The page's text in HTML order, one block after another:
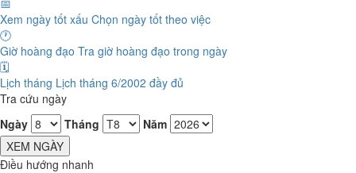
📅
Xem ngày tốt xấu Chọn ngày tốt theo việc
🕐
Giờ hoàng đạo Tra giờ hoàng đạo trong ngày
🗓️
Lịch tháng Lịch tháng 6/2002 đầy đủ
Tra cứu ngày
Ngày
Tháng
Năm
XEM NGÀY
Điều hướng nhanh